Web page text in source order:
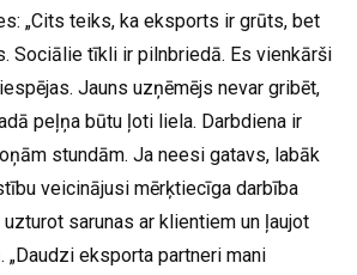
„Cits teiks, ka eksports ir grūts, bet
Sociālie tīkli ir pilnbriedā. Es vienkārši
Jauns uzņēmējs nevar gribēt,
peļņa būtu ļoti liela. Darbdiena ir
stundām. Ja neesi gatavs, labāk
veicinājusi mērķtiecīga darbība
sarunas ar klientiem un ļaujot
eksporta partneri mani